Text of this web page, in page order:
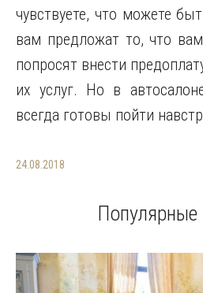
чувствуете, что можете
вам предложат то, что
попросят внести
их услуг. Но в
всегда готовы пойти
24.08.2018
Популярные